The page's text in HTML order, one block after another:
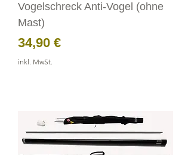
Vogelschreck Anti-Vogel (ohne
Mast)
Preis
34,90 €
inkl. MwSt.